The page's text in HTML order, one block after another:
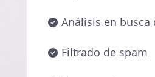
Análisis en busca
Filtrado de spam